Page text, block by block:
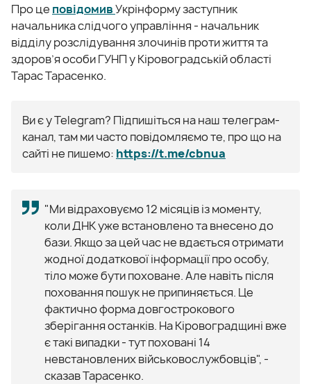
Про це повідомивУкрінформу заступник
начальника слідчого управління - начальник
відділу розслідування злочинів проти життя та
здоров’я особи ГУНП у Кіровоградській області
Тарас Тарасенко.
Ви є у Telegram? Підпишіться на наш телеграм-
канал, там ми часто повідомляємо те, про що на
сайті не пишемо: https://t.me/cbnua
"Ми відраховуємо 12 місяців із моменту,
коли ДНК уже встановлено та внесено до
бази. Якщо за цей час не вдається отримати
жодної додаткової інформації про особу,
тіло може бути поховане. Але навіть після
поховання пошук не припиняється. Це
фактично форма довгострокового
зберігання останків. На Кіровоградщині вже
є такі випадки - тут поховані 14
невстановлених військовослужбовців", -
сказав Тарасенко.